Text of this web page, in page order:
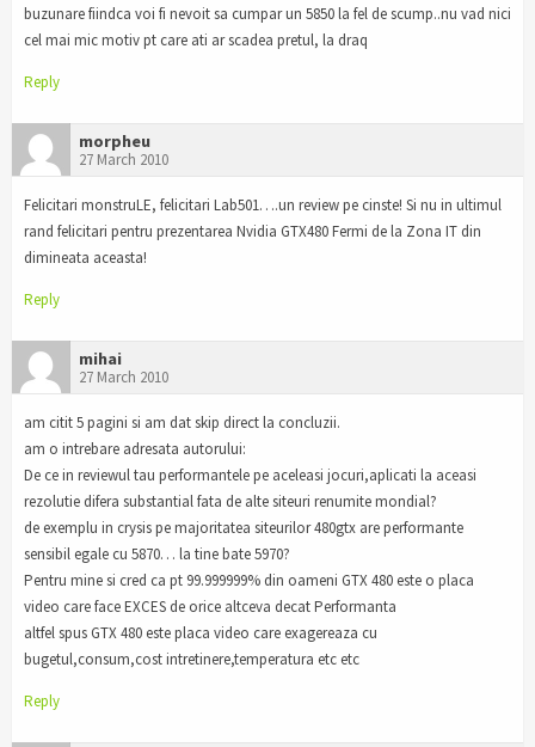
buzunare fiindca voi fi nevoit sa cumpar un 5850 la fel de scump..nu vad nici
cel mai mic motiv pt care ati ar scadea pretul, la draq
Reply
morpheu
27 March 2010
Felicitari monstruLE, felicitari Lab501….un review pe cinste! Si nu in ultimul
rand felicitari pentru prezentarea Nvidia GTX480 Fermi de la Zona IT din
dimineata aceasta!
Reply
mihai
27 March 2010
am citit 5 pagini si am dat skip direct la concluzii.
am o intrebare adresata autorului:
De ce in reviewul tau performantele pe aceleasi jocuri,aplicati la aceasi
rezolutie difera substantial fata de alte siteuri renumite mondial?
de exemplu in crysis pe majoritatea siteurilor 480gtx are performante
sensibil egale cu 5870… la tine bate 5970?
Pentru mine si cred ca pt 99.999999% din oameni GTX 480 este o placa
video care face EXCES de orice altceva decat Performanta
altfel spus GTX 480 este placa video care exagereaza cu
bugetul,consum,cost intretinere,temperatura etc etc
Reply